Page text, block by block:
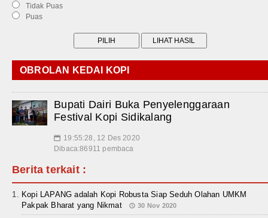
Tidak Puas
Puas
OBROLAN KEDAI KOPI
Bupati Dairi Buka Penyelenggaraan
Festival Kopi Sidikalang
📅 19:55:28, 12 Des 2020
Dibaca:86911 pembaca
Berita terkait :
Kopi LAPANG adalah Kopi Robusta Siap Seduh Olahan UMKM
Pakpak Bharat yang Nikmat
30 Nov 2020